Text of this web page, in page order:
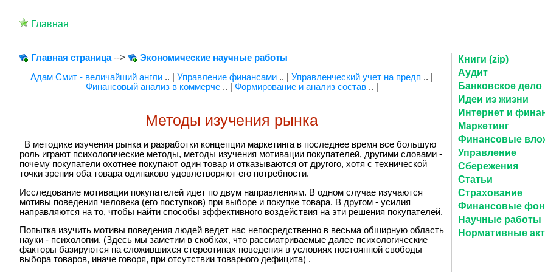
Главная
Главная страница-->
Экономические научные работы
Адам Смит - величайший англи .. |Управление финансами .. |Управленческий учет на предп .. |
Финансовый анализ в коммерче.. | Формирование и анализ состав.. |
Методы изучения рынка
В методике изучения рынка и разработки концепции маркетинга в последнее время все большую
роль играют психологические методы, методы изучения мотивации покупателей, другими словами -
почему покупатели охотнее покупают один товар и отказываются от другого, хотя с технической
точки зрения оба товара одинаково удовлетворяют его потребности.
Исследование мотивации покупателей идет по двум направлениям. В одном случае изучаются
мотивы поведения человека (его поступков) при выборе и покупке товара. В другом - усилия
направляются на то, чтобы найти способы эффективного воздействия на эти решения покупателей.
Попытка изучить мотивы поведения людей ведет нас непосредственно в весьма обширную область
науки - психологии. (Здесь мы заметим в скобках, что рассматриваемые далее психологические
факторы базируются на сложившихся стереотипах поведения в условиях постоянной свободы
выбора товаров, иначе говоря, при отсутствии товарного дефицита) .
Книги (zip)
Аудит
Банковское дело
Идеи из жизни
Интернет и
Маркетинг
Финансовые
Управление
Сбережения
Статьи
Страхование
Финансовые
Научные работы
Нормативные